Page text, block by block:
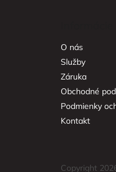
O nás
Služby
Záruka
Obchodné
Podmienky
Kontakt
Copyright